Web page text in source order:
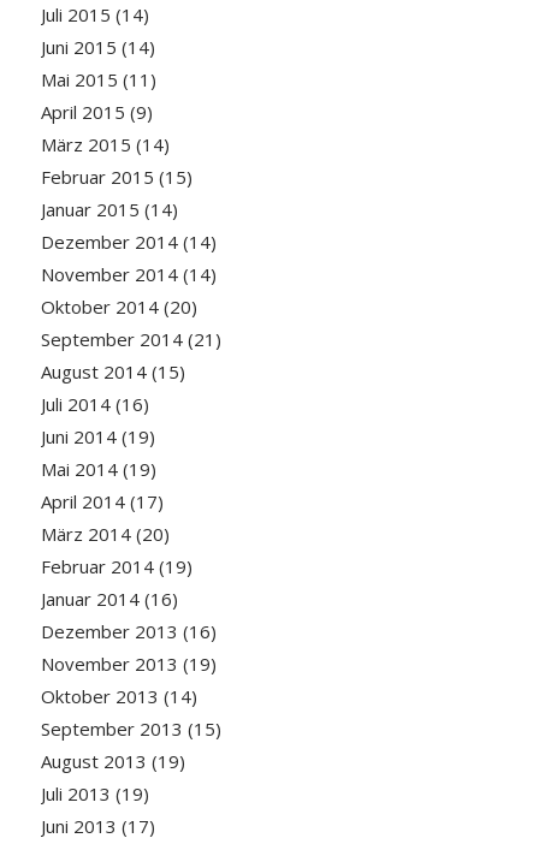
Juli 2015 (14)
Juni 2015 (14)
Mai 2015 (11)
April 2015 (9)
März 2015 (14)
Februar 2015 (15)
Januar 2015 (14)
Dezember 2014(14)
November 2014(14)
Oktober 2014(20)
September 2014(21)
August 2014(15)
Juli 2014(16)
Juni 2014(19)
Mai 2014(19)
April 2014(17)
März 2014(20)
Februar 2014(19)
Januar 2014(16)
Dezember 2013 (16)
November 2013 (19)
Oktober 2013 (14)
September 2013 (15)
August 2013 (19)
Juli 2013 (19)
Juni 2013 (17)